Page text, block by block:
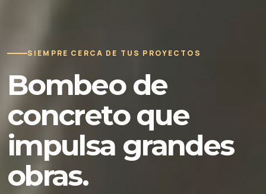
SIEMPRE CERCA DE TUS PROYECTOS
Bombeo de
concreto que
impulsa grandes
obras.